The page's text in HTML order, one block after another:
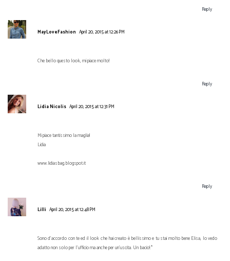
Reply
MayLoveFashion April 20, 2015 at 12:26 PM
Che bello questo look, mi piace molto!
Reply
Lidia Nicolis April 20, 2015 at 12:31 PM
Mi piace tantissimo la maglia!
Lidia
www.lidiasbag.blogspot.it
Reply
Lilli April 20, 2015 at 12:48 PM
Sono d'accordo con te ed il look che hai creato è bellissimo e tu stai molto bene Elisa, lo vedo
adatto non solo per l'ufficio ma anche per un'uscita. Un bacio!:*